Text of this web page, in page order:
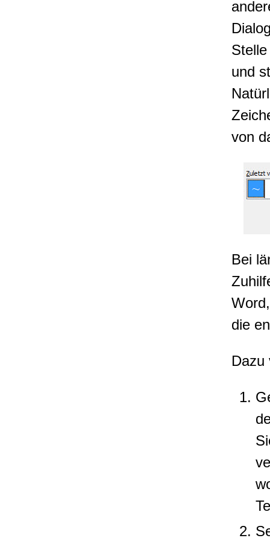
und
von
Bei
die
Dazu